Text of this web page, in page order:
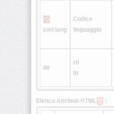
<center>
<code>
<col>
xml:lang
Codice
linguaggio
dir
rtl
ltr
Elenco Attributi HTML :